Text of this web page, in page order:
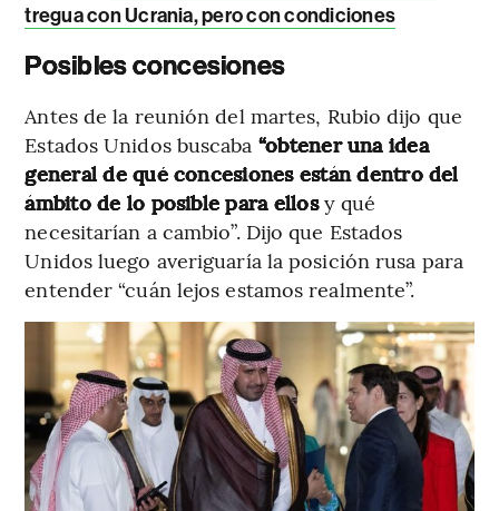
tregua con Ucrania, pero con condiciones
Posibles concesiones
Antes de la reunión del martes, Rubio dijo que
Estados Unidos buscaba “obtener una idea
general de qué concesiones están dentro del
ámbito de lo posible para ellosy qué
necesitarían a cambio”. Dijo que Estados
Unidos luego averiguaría la posición rusa para
entender “cuán lejos estamos realmente”.